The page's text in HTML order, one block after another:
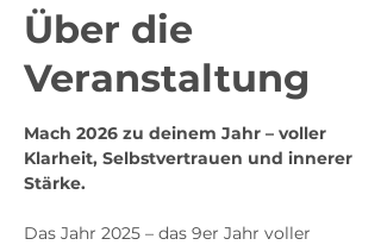
Über die
Veranstaltung
Mach 2026 zu deinem Jahr – voller
Klarheit, Selbstvertrauen und innerer
Stärke.
Das Jahr 2025 – das 9er Jahr voller